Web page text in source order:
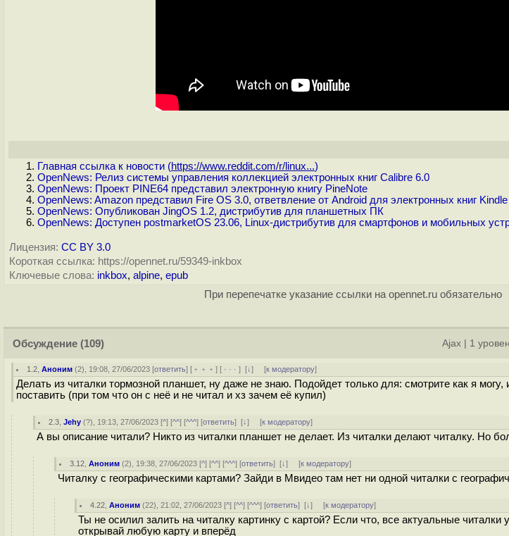
Главная ссылка к новости (https://www.reddit.com/r/linux...)
OpenNews: Релиз системы управления коллекцией электронных книг Calibre 6.0
OpenNews: Проект PINE64 представил электронную книгу PineNote
OpenNews: Amazon представил Fire OS 3.0, ответвление от Android для электронных книг Kindle
OpenNews: Опубликован JingOS 1.2, дистрибутив для планшетных ПК
OpenNews: Доступен postmarketOS 23.06, Linux-дистрибутив для смартфонов и мобильных
Лицензия: CC BY 3.0
Короткая ссылка: https://opennet.ru/59349-inkbox
Ключевые слова: inkbox, alpine, epub
При перепечатке указание ссылки на opennet.ru обязательно
Обсуждение (109) Ajax 1
1.2 ,Аноним (2), 19:08, 27/06/2023 [ответить] [ ﹢﹢﹢] [ · · ·][↓] [к модератору]
Делать из читалки тормозной планшет, ну даже не знаю. Подойдет только для: смотрите как я могу,
поставить (при том что он с неё и не читал и хз зачем её купил)
2.3 ,Jehy (?), 19:13, 27/06/2023 [^] [^^] [^^^] [ответить][↓] [к модератору]
А вы описание читали? Никто из читалки планшет не делает. Из читалки делают читалку. Но
3.12 ,Аноним (2), 19:38, 27/06/2023 [^] [^^] [^^^] [ответить][↓] [к модератору]
Читалку с географическими картами? Зайди в Мвидео там нет ни одной читалки с
4.22 ,Аноним (22), 21:02, 27/06/2023 [^] [^^] [^^^] [ответить][↓] [к модератору]
Ты не осилил залить на читалку картинку с картой? Если что, все актуальные
открывай любую карту и вперёд